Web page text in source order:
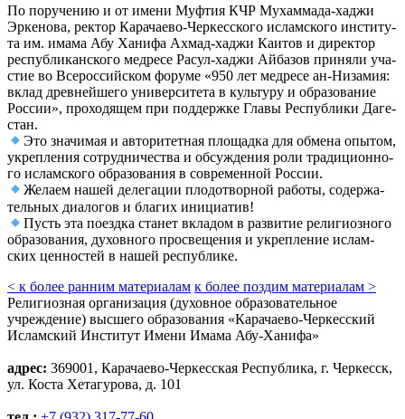
По пору­че­нию и от име­ни Муф­тия КЧР Мухам­ма­да-хаджи
Эрке­но­ва, рек­тор Кара­чае­во-Чер­кес­ско­го ислам­ско­го инсти­ту­
та им. има­ма Абу Хани­фа Ахмад-хаджи Каи­тов и дирек­тор
рес­пуб­ли­кан­ско­го мед­ре­се Расул-хаджи Айба­зов при­ня­ли уча­
стие во Все­рос­сий­ском фору­ме «950 лет мед­ре­се ан-Низа­мия:
вклад древ­ней­ше­го уни­вер­си­те­та в куль­ту­ру и обра­зо­ва­ние
Рос­сии», про­хо­дя­щем при под­держ­ке Гла­вы Рес­пуб­ли­ки Даге­
стан.
Это зна­чи­мая и авто­ри­тет­ная пло­щад­ка для обме­на опы­том,
укреп­ле­ния сотруд­ни­че­ства и обсуж­де­ния роли тра­ди­ци­он­но­
го ислам­ско­го обра­зо­ва­ния в совре­мен­ной Рос­сии.
Жела­ем нашей деле­га­ции пло­до­твор­ной рабо­ты, содер­жа­
тель­ных диа­ло­гов и бла­гих ини­ци­а­тив!
Пусть эта поезд­ка ста­нет вкла­дом в раз­ви­тие рели­ги­оз­но­го
обра­зо­ва­ния, духов­но­го про­све­ще­ния и укреп­ле­ние ислам­
ских цен­но­стей в нашей рес­пуб­ли­ке.
< к более ранним материалам к более поздим материалам >
Религиозная организация (духовное образовательное
учреждение) высшего образования «Карачаево-Черкесский
Исламский Институт Имени Имама Абу-Ханифа»
адрес: 369001, Карачаево-Черкесская Республика, г. Черкесск,
ул. Коста Хетагурова, д. 101